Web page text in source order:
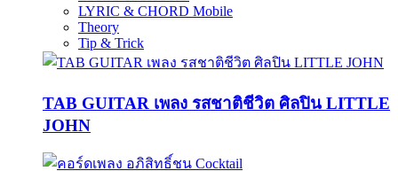
LYRIC & CHORD Mobile
Theory
Tip & Trick
TAB GUITAR เพลง รสชาติชีวิต ศิลปิน LITTLE
JOHN